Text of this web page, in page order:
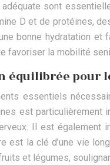
sont
D et de protéines,
bonne hydratation
favoriser la mobilité
équilibrée pour
essentiels
est particulièrement
Il est également
est la clé d’une vie
et légumes,